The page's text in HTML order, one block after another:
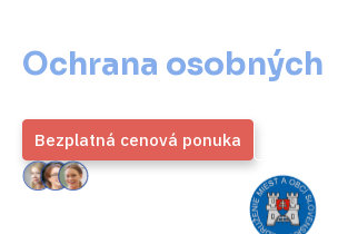
Ochrana
Bezplatná cenová ponuka